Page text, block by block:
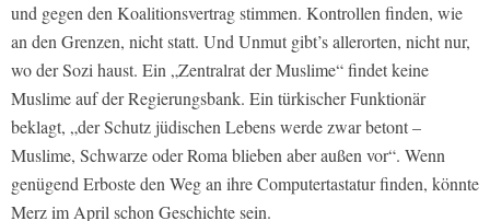
und gegen den Koalitionsvertrag stimmen. Kontrollen finden, wie
an den Grenzen, nicht statt. Und Unmut gibt’s allerorten, nicht nur,
wo der Sozi haust. Ein „Zentralrat der Muslime“ findet keine
Muslime auf der Regierungsbank. Ein türkischer Funktionär
beklagt, „der Schutz jüdischen Lebens werde zwar betont –
Muslime, Schwarze oder Roma blieben aber außen vor“. Wenn
genügend Erboste den Weg an ihre Computertastatur finden, könnte
Merz im April schon Geschichte sein.